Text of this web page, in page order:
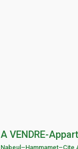
A VENDRE-
Nabeul –Hammamet–Cite